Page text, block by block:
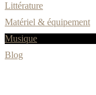
Littérature
Matériel & équipement
Musique
Blog